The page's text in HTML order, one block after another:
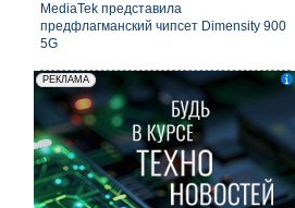
MediaTek представила
предфлагманский чипсет Dimensity 900
5G